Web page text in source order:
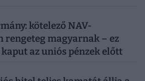
kötelező NAV-
rengeteg magyarnak – ez
az uniós pénzek előtt